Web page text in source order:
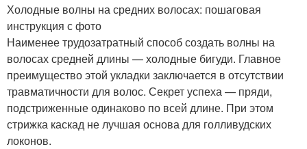
Холодные волны на средних волосах: пошаговая
инструкция с фото
Наименее трудозатратный способ создать волны на
волосах средней длины — холодные бигуди. Главное
преимущество этой укладки заключается в отсутствии
травматичности для волос. Секрет успеха — пряди,
подстриженные одинаково по всей длине. При этом
стрижка каскад не лучшая основа для голливудских
локонов.